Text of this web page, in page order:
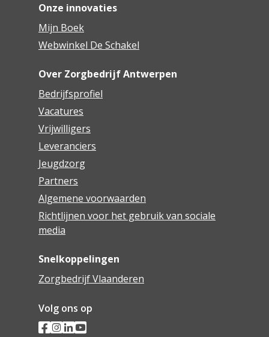
Onze innovaties
Mijn Boek
Webwinkel De Schakel
Over Zorgbedrijf Antwerpen
Bedrijfsprofiel
Vacatures
Vrijwilligers
Leveranciers
Jeugdzorg
Partners
Algemene voorwaarden
Richtlijnen voor het gebruik van sociale
media
Snelkoppelingen
Zorgbedrijf Vlaanderen
Volg ons op